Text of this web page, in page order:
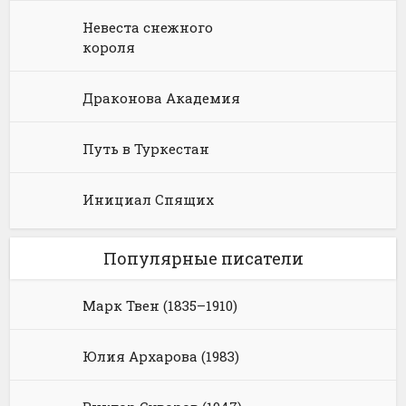
Невеста снежного
короля
Драконова Академия
Путь в Туркестан
Инициал Спящих
Популярные писатели
Марк Твен (1835–1910)
Юлия Архарова (1983)